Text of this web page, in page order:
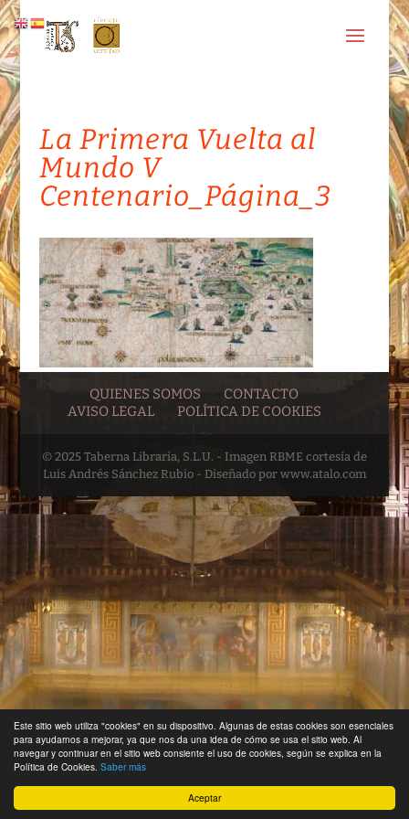
Aceptar
Este sitio web utiliza "cookies" en su dispositivo. Algunas de estas cookies son esenciales
para ayudarnos a mejorar, ya que nos da una idea de cómo se usa el sitio web. Al
navegar y continuar en el sitio web consiente el uso de cookies, según se explica en la
Política de Cookies. Saber más
La Primera Vuelta al
Mundo V
Centenario_Página_3
QUIENES SOMOS
CONTACTO
AVISO LEGAL
POLÍTICA DE COOKIES
© 2025 Taberna Libraria, S.L.U. - Imagen RBME cortesía de
Luis Andrés Sánchez Rubio - Diseñado por www.atalo.com